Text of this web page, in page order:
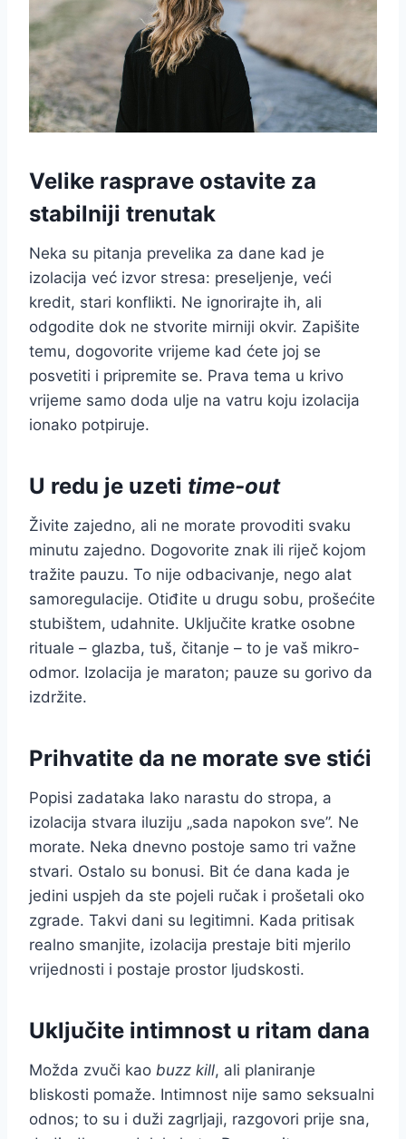
Velike rasprave ostavite za
stabilniji trenutak
Neka su pitanja prevelika za dane kad je
izolacija već izvor stresa: preseljenje, veći
kredit, stari konflikti. Ne ignorirajte ih, ali
odgodite dok ne stvorite mirniji okvir. Zapišite
temu, dogovorite vrijeme kad ćete joj se
posvetiti i pripremite se. Prava tema u krivo
vrijeme samo doda ulje na vatru koju izolacija
ionako potpiruje.
U redu je uzeti time-out
Živite zajedno, ali ne morate provoditi svaku
minutu zajedno. Dogovorite znak ili riječ kojom
tražite pauzu. To nije odbacivanje, nego alat
samoregulacije. Otiđite u drugu sobu, prošećite
stubištem, udahnite. Uključite kratke osobne
rituale – glazba, tuš, čitanje – to je vaš mikro-
odmor. Izolacija je maraton; pauze su gorivo da
izdržite.
Prihvatite da ne morate sve stići
Popisi zadataka lako narastu do stropa, a
izolacija stvara iluziju „sada napokon sve”. Ne
morate. Neka dnevno postoje samo tri važne
stvari. Ostalo su bonusi. Bit će dana kada je
jedini uspjeh da ste pojeli ručak i prošetali oko
zgrade. Takvi dani su legitimni. Kada pritisak
realno smanjite, izolacija prestaje biti mjerilo
vrijednosti i postaje prostor ljudskosti.
Uključite intimnost u ritam dana
Možda zvuči kao buzz kill, ali planiranje
bliskosti pomaže. Intimnost nije samo seksualni
odnos; to su i duži zagrljaji, razgovori prije sna,